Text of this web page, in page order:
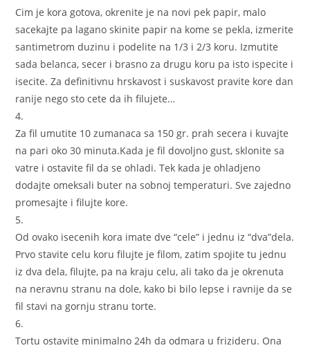
Cim je kora gotova, okrenite je na novi pek papir, malo
sacekajte pa lagano skinite papir na kome se pekla, izmerite
santimetrom duzinu i podelite na 1/3 i 2/3 koru. Izmutite
sada belanca, secer i brasno za drugu koru pa isto ispecite i
isecite. Za definitivnu hrskavost i suskavost pravite kore dan
ranije nego sto cete da ih filujete…
4.
Za fil umutite 10 zumanaca sa 150 gr. prah secera i kuvajte
na pari oko 30 minuta.Kada je fil dovoljno gust, sklonite sa
vatre i ostavite fil da se ohladi. Tek kada je ohladjeno
dodajte omeksali buter na sobnoj temperaturi. Sve zajedno
promesajte i filujte kore.
5.
Od ovako isecenih kora imate dve “cele” i jednu iz “dva”dela.
Prvo stavite celu koru filujte je filom, zatim spojite tu jednu
iz dva dela, filujte, pa na kraju celu, ali tako da je okrenuta
na neravnu stranu na dole, kako bi bilo lepse i ravnije da se
fil stavi na gornju stranu torte.
6.
Tortu ostavite minimalno 24h da odmara u frizideru. Ona